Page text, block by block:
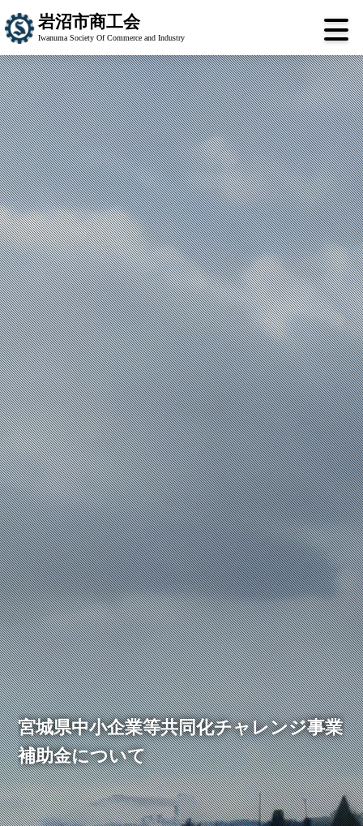
岩沼市商工会
Iwanuma Society Of Commerce and Industry
宮城県中小企業等共同化チャレンジ事業
補助金について